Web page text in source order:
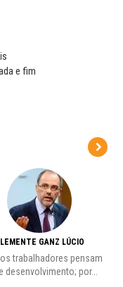
e fim
GANZ LÚCIO
trabalhadores pensam
desenvolvimento; por...